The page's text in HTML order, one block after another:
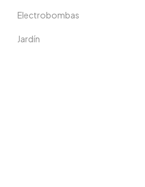
Electrobombas
Jardín